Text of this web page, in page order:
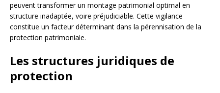
peuvent transformer un montage patrimonial optimal en
structure inadaptée, voire préjudiciable. Cette vigilance
constitue un facteur déterminant dans la pérennisation de la
protection patrimoniale.
Les structures juridiques de
protection